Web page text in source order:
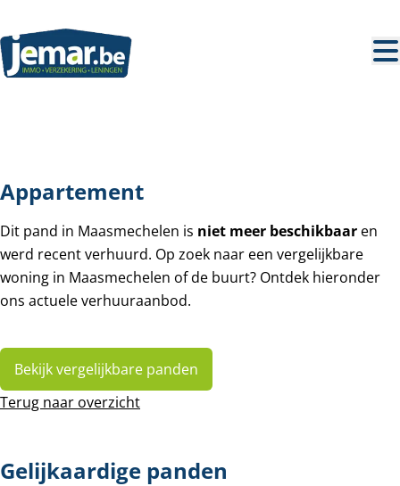
VERHUURD
Appartement
Dit pand in Maasmechelen is niet meer beschikbaar en
werd recent verhuurd. Op zoek naar een vergelijkbare
woning in Maasmechelen of de buurt? Ontdek hieronder
ons actuele verhuuraanbod.
Bekijk vergelijkbare panden
Terug naar overzicht
Gelijkaardige panden